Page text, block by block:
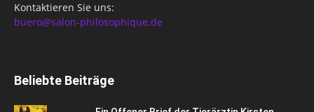
Kontaktieren Sie uns:
buero@salon-philosophique.de
Beliebte Beiträge